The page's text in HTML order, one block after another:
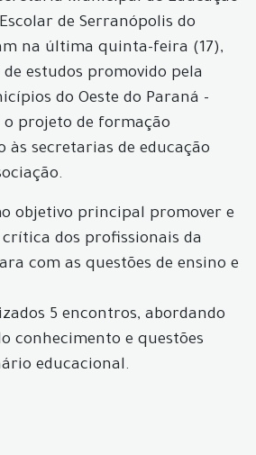
de Serranópolis do
na última quinta-feira (17),
estudos promovido pela
do Oeste do Paraná -
o projeto de formação
às secretarias de educação
objetivo principal promover e
dos profissionais da
com as questões de ensino e
5 encontros, abordando
conhecimento e questões
educacional.